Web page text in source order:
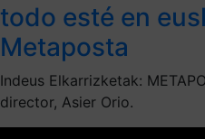
todo esté en
Metaposta
Indeus Elkarrizketak:
director, Asier Orio.